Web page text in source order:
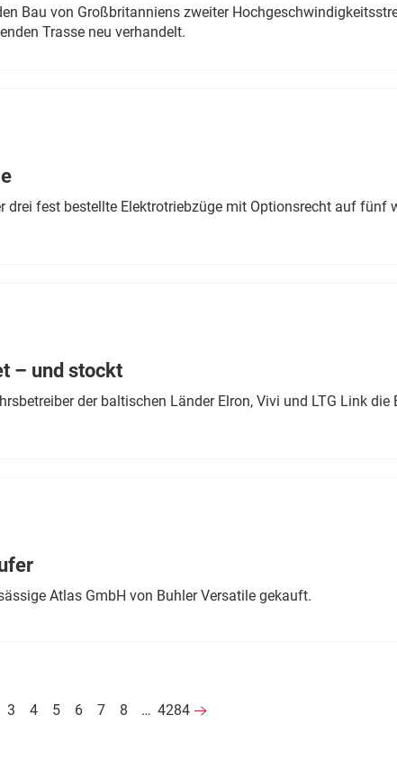
Bau von Großbritanniens zweiter
Trasse neu verhandelt.
fest bestellte Elektrotriebzüge mit Optionsrecht auf fünf
– und stockt
der baltischen Länder Elron, Vivi und LTG Link
Atlas GmbH von Buhler Versatile gekauft.
3 4 5 6 7 8 … 4284